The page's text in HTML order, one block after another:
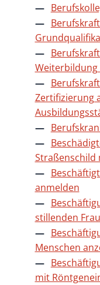
Weiterbildung
Zertifizierung
Straßenschild
anmelden
stillenden
Menschen
mit